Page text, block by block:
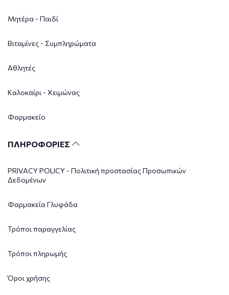
Μητέρα - Παιδί
Βιταμίνες - Συμπληρώματα
Αθλητές
Καλοκαίρι - Χειμώνας
Φαρμακείο
ΠΛΗΡΟΦΟΡΙΕΣ
PRIVACY POLICY - Πολιτική προστασίας Προσωπικών
Δεδομένων
Φαρμακεία Γλυφάδα
Τρόποι παραγγελίας
Τρόποι πληρωμής
Όροι χρήσης